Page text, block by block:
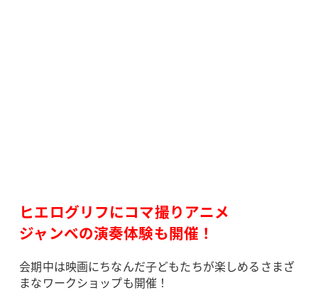
ヒエログリフにコマ撮りアニメ
ジャンベの演奏体験も開催！
会期中は映画にちなんだ子どもたちが楽しめるさまざ
まなワークショップも開催！